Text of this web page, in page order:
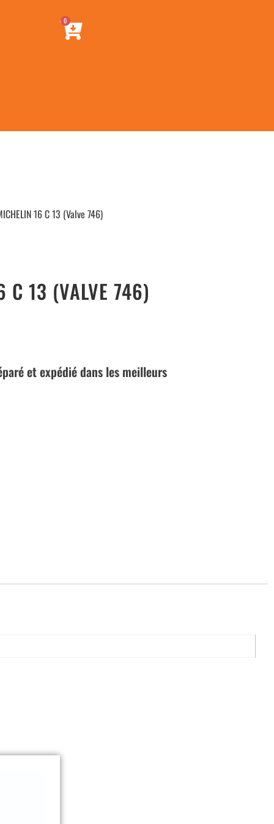
0
16 C 13 (Valve 746)
C 13 (VALVE 746)
et expédié dans les meilleurs